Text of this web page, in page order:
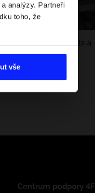
analýzy. Partneři
toho, že
vše
sbalit batoh do letadla a
limity?
Centrum podpory 4F